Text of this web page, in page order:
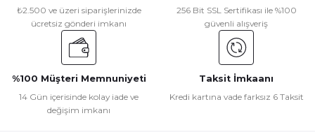
Ürün resmi kalitesiz, bozuk veya görüntülenemiyor.
Ürün açıklamasında eksik bilgiler bulunuyor.
Ürün bilgilerinde hatalar bulunuyor.
Ürün fiyatı diğer sitelerden daha pahalı.
₺2.500 ve üzeri siparişlerinizde
ücretsiz gönderi imkanı
256 Bit SSL Sertifikası ile %100
güvenli alışveriş
%100 Müşteri Memnuniyeti
14 Gün içerisinde kolay iade ve
değişim imkanı
Taksit İmkaanı
Kredi kartına vade farksız 6 Taksit